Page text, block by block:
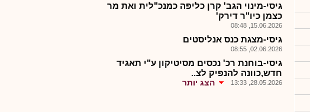
גיסי-מינוי הגב' קרן כליפה כמנכ"לית ואת מר
כצמן כיו"ר דירק'
15.06.2026, 08:48
גיסי-מצגת כנס אנליסטים
02.06.2026, 08:55
גיסי-בוחנת רכ' נכסים מסיטיקון ע"י תאגיד
חדש,כוונה להנפיק לצ..
28.05.2026, 13:33 הצג יותר